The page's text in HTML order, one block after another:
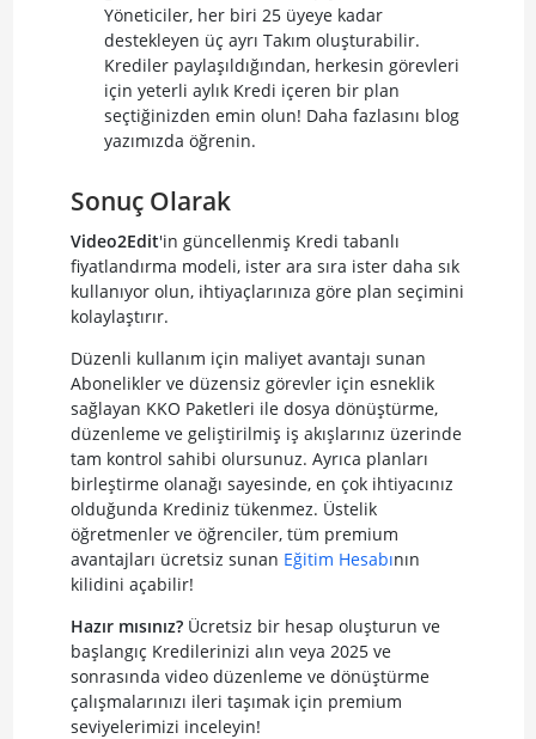
Yöneticiler, her biri 25 üyeye kadar
destekleyen üç ayrı Takım oluşturabilir.
Krediler paylaşıldığından, herkesin görevleri
için yeterli aylık Kredi içeren bir plan
seçtiğinizden emin olun! Daha fazlasını blog
yazımızda öğrenin.
Sonuç Olarak
Video2Edit'in güncellenmiş Kredi tabanlı
fiyatlandırma modeli, ister ara sıra ister daha sık
kullanıyor olun, ihtiyaçlarınıza göre plan seçimini
kolaylaştırır.
Düzenli kullanım için maliyet avantajı sunan
Abonelikler ve düzensiz görevler için esneklik
sağlayan KKO Paketleri ile dosya dönüştürme,
düzenleme ve geliştirilmiş iş akışlarınız üzerinde
tam kontrol sahibi olursunuz. Ayrıca planları
birleştirme olanağı sayesinde, en çok ihtiyacınız
olduğunda Krediniz tükenmez. Üstelik
öğretmenler ve öğrenciler, tüm premium
avantajları ücretsiz sunan Eğitim Hesabının
kilidini açabilir!
Hazır mısınız?Ücretsiz bir hesap oluşturun ve
başlangıç Kredilerinizi alın veya 2025 ve
sonrasında video düzenleme ve dönüştürme
çalışmalarınızı ileri taşımak için premium
seviyelerimizi inceleyin!